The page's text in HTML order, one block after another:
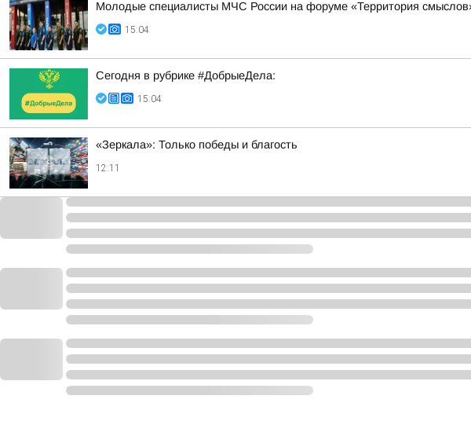
Молодые специалисты МЧС России на форуме «Территория
15:04
Сегодня в рубрике #ДобрыеДела:
15:04
«Зеркала»: Только победы и благость
12:11